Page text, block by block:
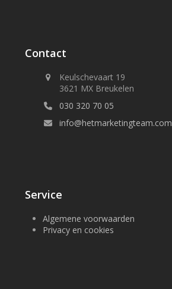
Contact
Keulschevaart 19
3621 MX Breukelen
030 320 70 05
info@hetmarketingteam.com
Service
Algemene voorwaarden
Privacy en cookies